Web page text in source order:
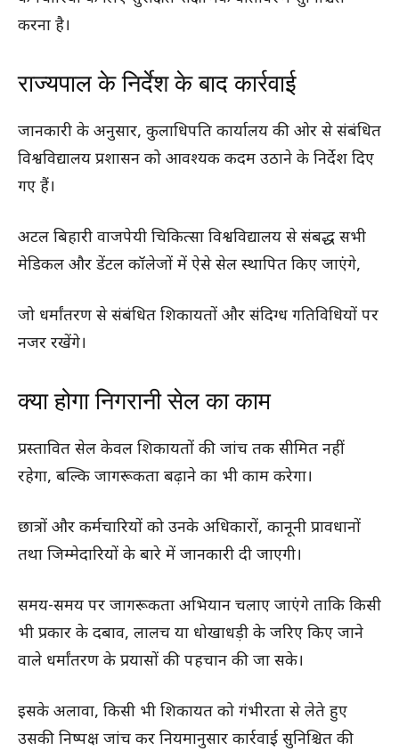
करना है।
राज्यपाल के निर्देश के बाद कार्रवाई
जानकारी के अनुसार, कुलाधिपति कार्यालय की ओर से संबंधित
विश्वविद्यालय प्रशासन को आवश्यक कदम उठाने के निर्देश दिए
गए हैं।
अटल बिहारी वाजपेयी चिकित्सा विश्वविद्यालय से संबद्ध सभी
मेडिकल और डेंटल कॉलेजों में ऐसे सेल स्थापित किए जाएंगे,
जो धर्मांतरण से संबंधित शिकायतों और संदिग्ध गतिविधियों पर
नजर रखेंगे।
क्या होगा निगरानी सेल का काम
प्रस्तावित सेल केवल शिकायतों की जांच तक सीमित नहीं
रहेगा, बल्कि जागरूकता बढ़ाने का भी काम करेगा।
छात्रों और कर्मचारियों को उनके अधिकारों, कानूनी प्रावधानों
तथा जिम्मेदारियों के बारे में जानकारी दी जाएगी।
समय-समय पर जागरूकता अभियान चलाए जाएंगे ताकि किसी
भी प्रकार के दबाव, लालच या धोखाधड़ी के जरिए किए जाने
वाले धर्मांतरण के प्रयासों की पहचान की जा सके।
इसके अलावा, किसी भी शिकायत को गंभीरता से लेते हुए
उसकी निष्पक्ष जांच कर नियमानुसार कार्रवाई सुनिश्चित की